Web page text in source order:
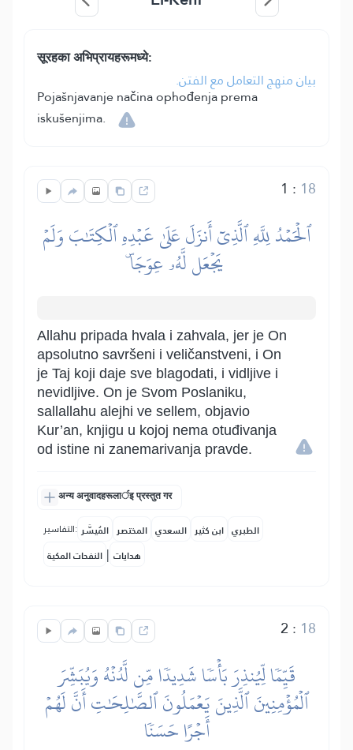
सूरहका अभिप्रायहरूमध्ये:
بيان منهج التعامل مع الفتن.
Pojašnjavanje načina ophođenja prema
iskušenjima.
1 : 18
ٱلۡحَمۡدُ لِلَّهِ ٱلَّذِيٓ أَنزَلَ عَلَىٰ عَبۡدِهِ ٱلۡكِتَٰبَ وَلَمۡ
يَجۡعَل لَّهُۥ عِوَجَاۜ
Allahu pripada hvala i zahvala, jer je On
apsolutno savršeni i veličanstveni, i On
je Taj koji daje sve blagodati, i vidljive i
nevidljive. On je Svom Poslaniku,
sallallahu alejhi ve sellem, objavio
Kur’an, knjigu u kojoj nema otuđivanja
od istine ni zanemarivanja pravde.
अन्य अनुवादहरूलार्इ प्रस्तुत गर
التفاسير: المُيسَّر المختصر السعدي ابن كثير الطبري
النفحات المكية | هدايات
2 : 18
قَيِّمٗا لِّيُنذِرَ بَأۡسٗا شَدِيدٗا مِّن لَّدُنۡهُ وَيُبَشِّرَ
ٱلۡمُؤۡمِنِينَ ٱلَّذِينَ يَعۡمَلُونَ ٱلصَّٰلِحَٰتِ أَنَّ لَهُمۡ
أَجۡرًا حَسَنٗا